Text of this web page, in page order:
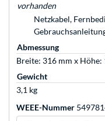
vorhanden
Netzkabel,
Abmessung
Breite: 316 mm x Höhe:
Gewicht
3,1 kg
WEEE-Nummer